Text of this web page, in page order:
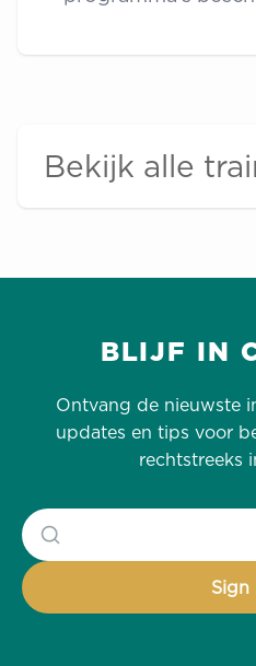
Bekijk alle
BLIJF IN
Ontvang de nieuwste
updates en tips voor
rechtstreeks